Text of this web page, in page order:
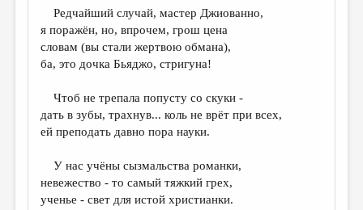
ДАЙДЖЕСТ
ПРОИЗВЕДЕНИЯ
КОНКУРСЫ
КНИЖНАЯ ПОЛКА
ОБЗОР ЛИТЕРАТУРЫ
Редчайший случай, мастер Джиованно,
я поражён, но, впрочем, грош цена
словам (вы стали жертвою обмана),
ба, это дочка Бьяджо, стригуна!
Чтоб не трепала попусту со скуки -
дать в зубы, трахнув... коль не врёт при всех,
ей преподать давно пора науки.
У нас учёны сызмальства романки,
невежество - то самый тяжкий грех,
ученье - свет для истой христианки.